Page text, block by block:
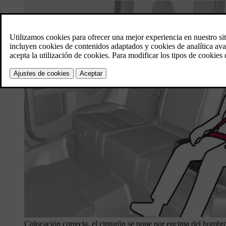
Colocación correcta, el cinturón se pone por encima del